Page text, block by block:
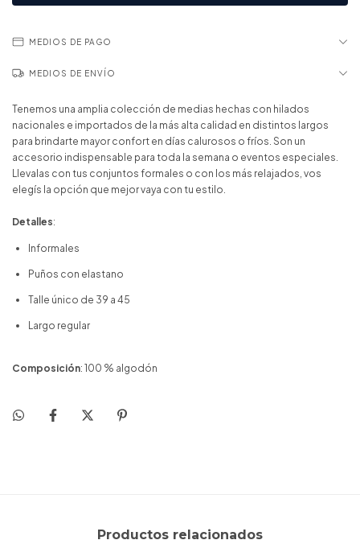
MEDIOS DE PAGO
MEDIOS DE ENVÍO
Tenemos una amplia colección de medias hechas con hilados
nacionales e importados de la más alta calidad en distintos largos
para brindarte mayor confort en días calurosos o fríos. Son un
accesorio indispensable para toda la semana o eventos especiales.
Llevalas con tus conjuntos formales o con los más relajados, vos
elegís la opción que mejor vaya con tu estilo.
Detalles:
Informales
Puños con elastano
Talle único de 39 a 45
Largo regular
Composición: 100 % algodón
Productos relacionados